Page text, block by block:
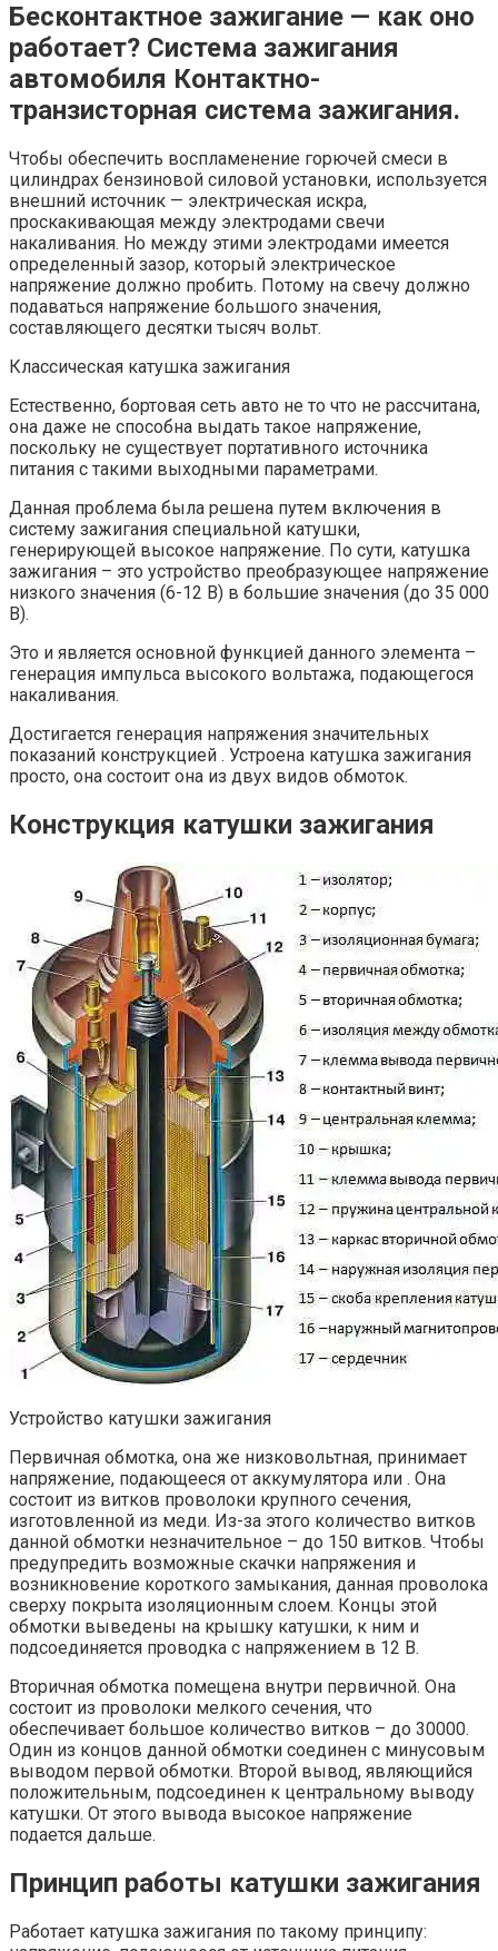
Бесконтактное зажигание — как оно
работает? Система зажигания
автомобиля Контактно-
транзисторная система зажигания.
Чтобы обеспечить воспламенение горючей смеси в
цилиндрах бензиновой силовой установки, используется
внешний источник — электрическая искра,
проскакивающая между электродами свечи
накаливания. Но между этими электродами имеется
определенный зазор, который электрическое
напряжение должно пробить. Потому на свечу должно
подаваться напряжение большого значения,
составляющего десятки тысяч вольт.
Классическая катушка зажигания
Естественно, бортовая сеть авто не то что не рассчитана,
она даже не способна выдать такое напряжение,
поскольку не существует портативного источника
питания с такими выходными параметрами.
Данная проблема была решена путем включения в
систему зажигания специальной катушки,
генерирующей высокое напряжение. По сути, катушка
зажигания – это устройство преобразующее напряжение
низкого значения (6-12 В) в большие значения (до 35 000
В).
Это и является основной функцией данного элемента –
генерация импульса высокого вольтажа, подающегося
накаливания.
Достигается генерация напряжения значительных
показаний конструкцией . Устроена катушка зажигания
просто, она состоит она из двух видов обмоток.
Конструкция катушки зажигания
Устройство катушки зажигания
Первичная обмотка, она же низковольтная, принимает
напряжение, подающееся от аккумулятора или . Она
состоит из витков проволоки крупного сечения,
изготовленной из меди. Из-за этого количество витков
данной обмотки незначительное – до 150 витков. Чтобы
предупредить возможные скачки напряжения и
возникновение короткого замыкания, данная проволока
сверху покрыта изоляционным слоем. Концы этой
обмотки выведены на крышку катушки, к ним и
подсоединяется проводка с напряжением в 12 В.
Вторичная обмотка помещена внутри первичной. Она
состоит из проволоки мелкого сечения, что
обеспечивает большое количество витков – до 30000.
Один из концов данной обмотки соединен с минусовым
выводом первой обмотки. Второй вывод, являющийся
положительным, подсоединен к центральному выводу
катушки. От этого вывода высокое напряжение
подается дальше.
Принцип работы катушки зажигания
Работает катушка зажигания по такому принципу: